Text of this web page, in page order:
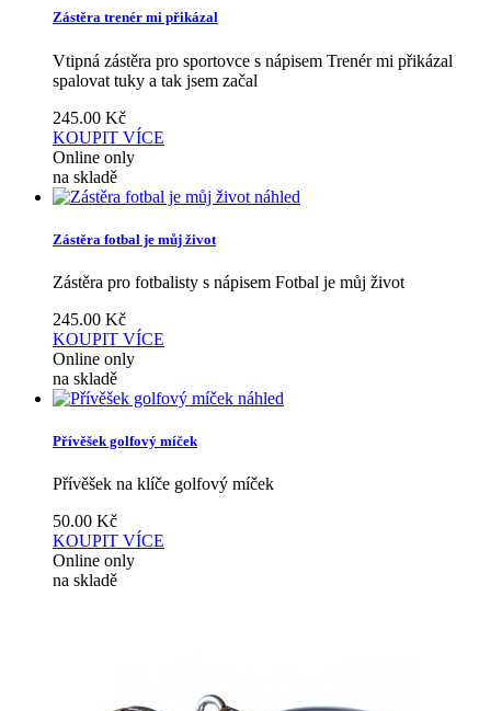
Zástěra trenér mi přikázal
Vtipná zástěra pro sportovce s nápisem Trenér mi přikázal
spalovat tuky a tak jsem začal
245.00 Kč
KOUPIT VÍCE
Online only
na skladě
náhled
Zástěra fotbal je můj život
Zástěra pro fotbalisty s nápisem Fotbal je můj život
245.00 Kč
KOUPIT VÍCE
Online only
na skladě
náhled
Přívěšek golfový míček
Přívěšek na klíče golfový míček
50.00 Kč
KOUPIT VÍCE
Online only
na skladě